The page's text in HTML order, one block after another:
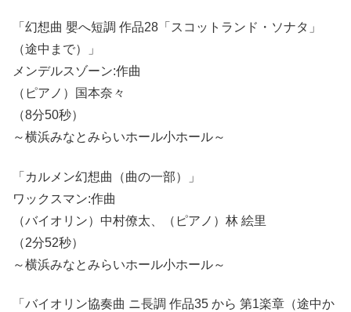
「幻想曲 嬰へ短調 作品28「スコットランド・ソナタ」
（途中まで）」
メンデルスゾーン:作曲
（ピアノ）国本奈々
（8分50秒）
～横浜みなとみらいホール小ホール～
「カルメン幻想曲（曲の一部）」
ワックスマン:作曲
（バイオリン）中村僚太、（ピアノ）林 絵里
（2分52秒）
～横浜みなとみらいホール小ホール～
「バイオリン協奏曲 ニ長調 作品35 から 第1楽章（途中か